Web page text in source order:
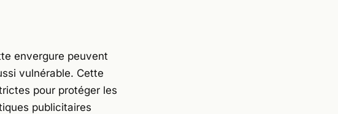
envergure peuvent
vulnérable. Cette
pour protéger les
publicitaires